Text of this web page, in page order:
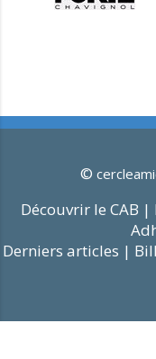
©
Découvrir le CAB |
Derniers articles |